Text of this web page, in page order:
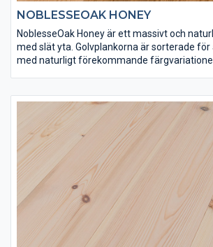
NOBLESSEOAK HONEY
NoblesseOak Honey är ett massivt och
med slät yta. Golvplankorna är sorterade
med naturligt förekommande
att få rätt slitstyrka. Det här är ett golv som
på som det är vackert att se på.